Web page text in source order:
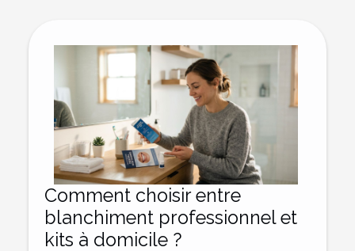
Comment choisir entre
blanchiment professionnel et
kits à domicile ?